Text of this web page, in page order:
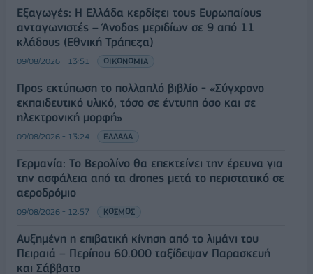
Εξαγωγές: Η Ελλάδα κερδίζει τους Ευρωπαίους
ανταγωνιστές – Άνοδος μεριδίων σε 9 από 11
κλάδους (Εθνική Τράπεζα)
09/08/2026 - 13:51 ΟΙΚΟΝΟΜΙΑ
Προς εκτύπωση το πολλαπλό βιβλίο - «Σύγχρονο
εκπαιδευτικό υλικό, τόσο σε έντυπη όσο και σε
ηλεκτρονική μορφή»
09/08/2026 - 13:24 ΕΛΛΑΔΑ
Γερμανία: Το Βερολίνο θα επεκτείνει την έρευνα για
την ασφάλεια από τα drones μετά το περιστατικό σε
αεροδρόμιο
09/08/2026 - 12:57 ΚΟΣΜΟΣ
Αυξημένη η επιβατική κίνηση από το λιμάνι του
Πειραιά – Περίπου 60.000 ταξίδεψαν Παρασκευή
και Σάββατο